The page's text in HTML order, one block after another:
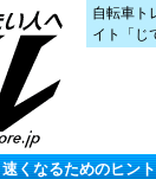
自転車ト
イト「じ
速くなるためのヒント